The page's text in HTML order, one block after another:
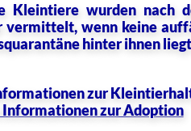
Kleintiere wurden nach
vermittelt, wenn keine
hinter ihnen
zur
zur Adoption